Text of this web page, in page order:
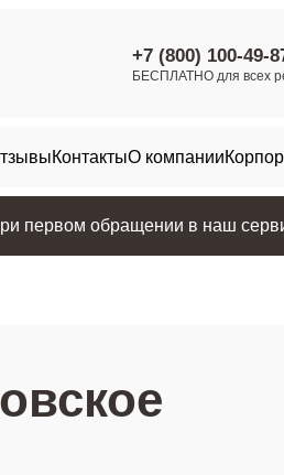
+7 (800) 100-49-
БЕСПЛАТНО для всех
КонтактыО компании
первом обращении в наш